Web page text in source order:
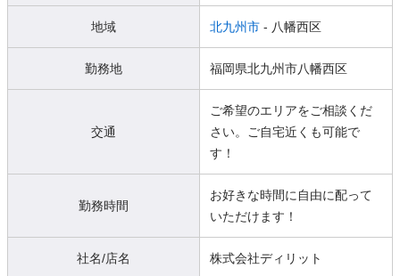
地域 北九州市 - 八幡西区
勤務地 福岡県北九州市八幡西区
交通
ご希望のエリアをご相談くだ
さい。ご自宅近くも可能で
す！
勤務時間
お好きな時間に自由に配って
いただけます！
社名/店名 株式会社ディリット